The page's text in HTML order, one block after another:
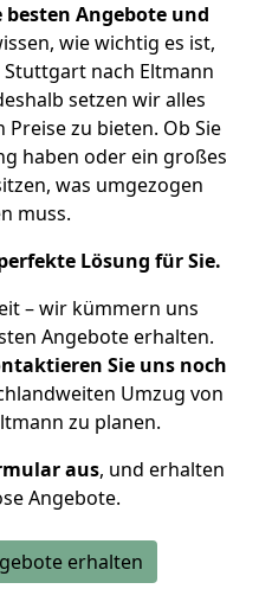
besten Angebote und
wie wichtig es ist,
nach Eltmann
setzen wir alles
zu bieten. Ob Sie
haben oder ein großes
was umgezogen
muss.
Lösung für Sie.
– wir kümmern uns
Angebote erhalten.
Sie uns noch
Umzug von
zu planen.
aus, und erhalten
Angebote.
erhalten